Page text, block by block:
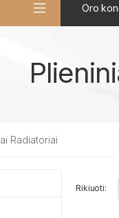
Oro
Radiatoriai
Rikiuoti: